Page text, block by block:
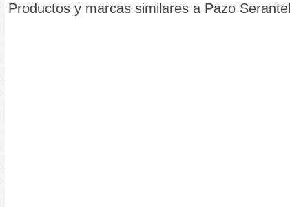
Productos y marcas similares a Pazo